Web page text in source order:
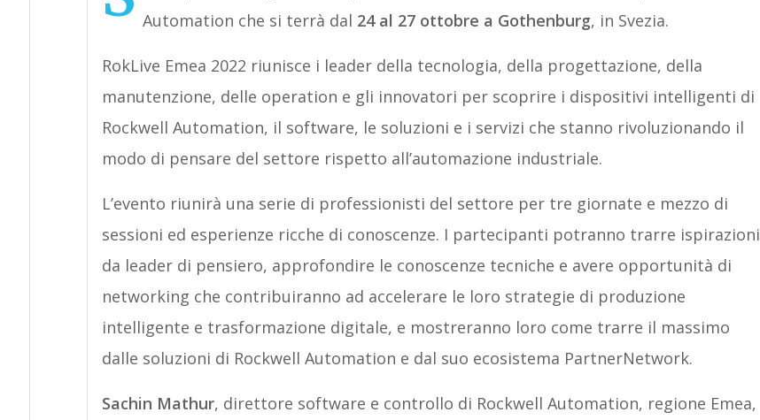
Automation che si terrà dal 24 al 27 ottobre a Gothenburg, in Svezia.
RokLive Emea 2022 riunisce i leader della tecnologia, della progettazione, della
manutenzione, delle operation e gli innovatori per scoprire i dispositivi intelligenti di
Rockwell Automation, il software, le soluzioni e i servizi che stanno rivoluzionando il
modo di pensare del settore rispetto all’automazione industriale.
L’evento riunirà una serie di professionisti del settore per tre giornate e mezzo di
sessioni ed esperienze ricche di conoscenze. I partecipanti potranno trarre ispirazioni
da leader di pensiero, approfondire le conoscenze tecniche e avere opportunità di
networking che contribuiranno ad accelerare le loro strategie di produzione
intelligente e trasformazione digitale, e mostreranno loro come trarre il massimo
dalle soluzioni di Rockwell Automation e dal suo ecosistema PartnerNetwork.
Sachin Mathur, direttore software e controllo di Rockwell Automation, regione Emea,